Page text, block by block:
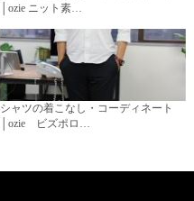
│ozie ニット素…
シャツの着こなし・コーディネート
│ozie ビズポロ…